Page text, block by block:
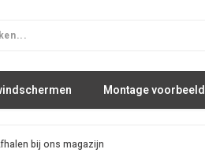
Montage voorbeeld
bij ons magazijn